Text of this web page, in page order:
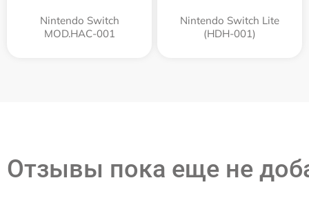
Nintendo Switch
MOD.HAC-001
Nintendo Switch Lite
(HDH-001)
Отзывы пока еще не